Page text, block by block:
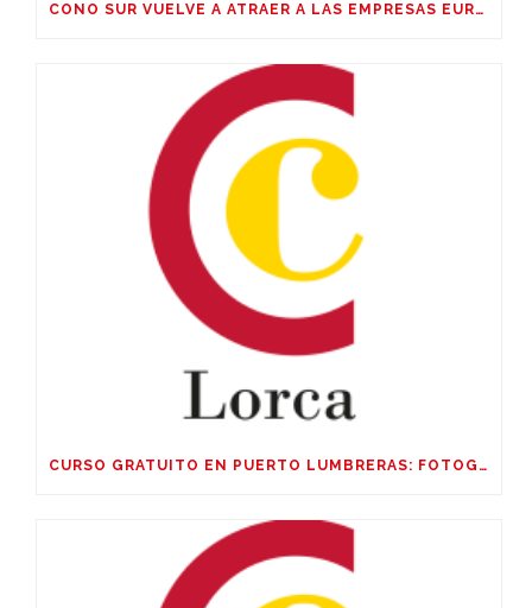
CONO SUR VUELVE A ATRAER A LAS EMPRESAS EUROPEAS
CURSO GRATUITO EN PUERTO LUMBRERAS: FOTOGRAFIA CORPORATIVA Y DE PRODUCTO, EDICIÓN CON IA